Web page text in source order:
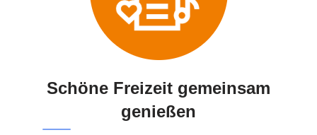
Schöne Freizeit gemeinsam
genießen